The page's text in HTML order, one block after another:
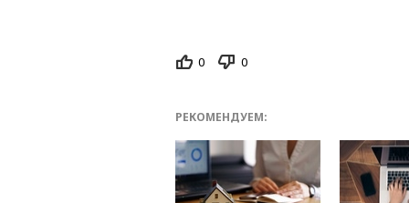
0 0
РЕКОМЕНДУЕМ: